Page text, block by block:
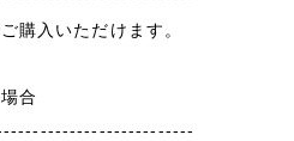
購入いただけます。
合